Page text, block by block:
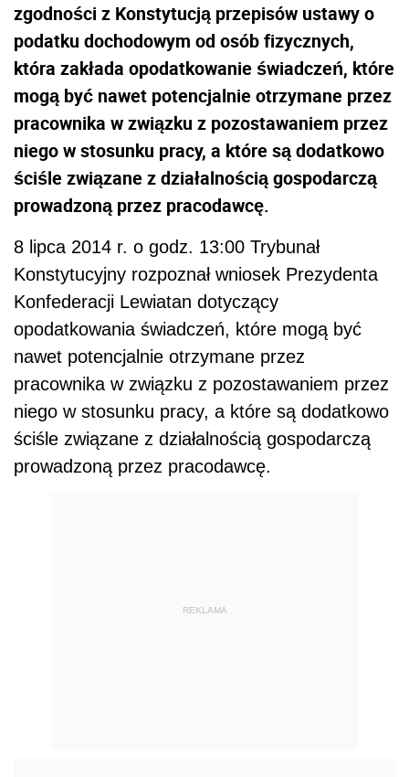
zgodności z Konstytucją przepisów ustawy o
podatku dochodowym od osób fizycznych,
która zakłada opodatkowanie świadczeń, które
mogą być nawet potencjalnie otrzymane przez
pracownika w związku z pozostawaniem przez
niego w stosunku pracy, a które są dodatkowo
ściśle związane z działalnością gospodarczą
prowadzoną przez pracodawcę.
8 lipca 2014 r. o godz. 13:00 Trybunał
Konstytucyjny rozpoznał wniosek Prezydenta
Konfederacji Lewiatan dotyczący
opodatkowania świadczeń, które mogą być
nawet potencjalnie otrzymane przez
pracownika w związku z pozostawaniem przez
niego w stosunku pracy, a które są dodatkowo
ściśle związane z działalnością gospodarczą
prowadzoną przez pracodawcę.
REKLAMA